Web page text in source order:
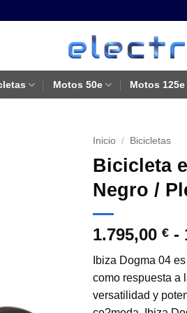
Motos 50e Motos 125e
Inicio / Bicicletas
Bicicleta
Negro /
1.795,00€ -
Ibiza Dogma 04
como respuesta a
versatilidad y